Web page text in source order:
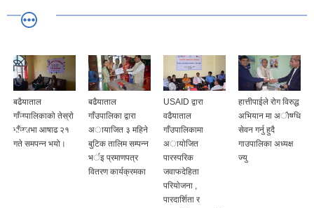
बढैयाताल
गाँउपालिकाको तेस्राे
गाँउसभा आषाढ २१
गते समपन्न भयो।
बढैयाताल
गाँउपालिका द्वारा
अायाजित ३ महिने
बुटिक तालिम सम्पन्न
भर्इ प्रमाणपत्र
वितरण कार्यक्रमका
USAID द्वारा
वढैयाताल
गाँउपालिकामा
अायाेजित
पारस्परिक
जवाफदेहिता
परियाेजना ,
पारदार्शिता र
हात्तीपाईले रोग विरुद्ध
अभियान मा अाैषधि
सेवन गर्नु हुदै
गाउपालिका अध्यक्ष
ज्यु